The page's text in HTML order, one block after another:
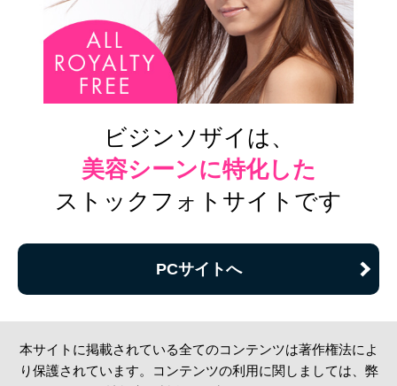
ビジンソザイは、
美容シーンに特化した
ストックフォトサイトです
PCサイトへ
本サイトに掲載されている全てのコンテンツは著作権法によ
り保護されています。コンテンツの利用に関しましては、弊